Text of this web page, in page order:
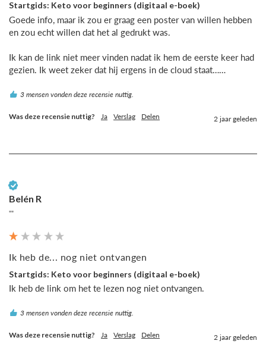
Startgids: Keto voor beginners (digitaal e-boek)
Goede info, maar ik zou er graag een poster van willen hebben
en zou echt willen dat het al gedrukt was.
Ik kan de link niet meer vinden nadat ik hem de eerste keer had
gezien. Ik weet zeker dat hij ergens in de cloud staat……
3 mensen vonden deze recensie nuttig.
Was deze recensie nuttig? Ja Verslag Delen 2 jaar geleden
Belén R
""
Ik heb de... nog niet ontvangen
Startgids: Keto voor beginners (digitaal e-boek)
Ik heb de link om het te lezen nog niet ontvangen.
3 mensen vonden deze recensie nuttig.
Was deze recensie nuttig? Ja Verslag Delen 2 jaar geleden